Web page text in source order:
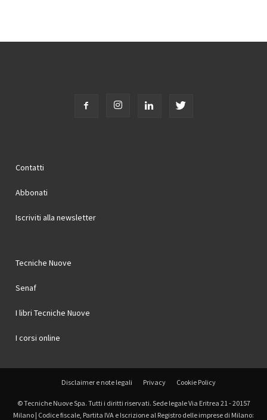
Contatti
Abbonati
Iscriviti alla newsletter
Tecniche Nuove
Senaf
I libri Tecniche Nuove
I corsi online
Disclaimer e note legali Privacy Cookie Policy
© Tecniche Nuove Spa. Tutti i diritti riservati. Sede legale Via Eritrea 21 - 20157
Milano | Codice fiscale, Partita IVA e Iscrizione al Registro delle imprese di Milano: